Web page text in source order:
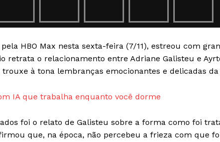
SAIBA MAIS
Termos de Serviços
HBO Max nesta sexta-feira (7/11), estreou com
retrata o relacionamento entre Adriane Galisteu e
à tona lembranças emocionantes e delicadas
IA que trabalha enquanto você dorme
foi o relato de Galisteu sobre a forma como foi
que, na época, não percebeu a frieza com que